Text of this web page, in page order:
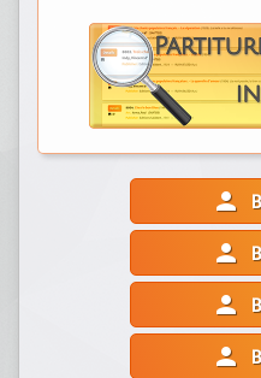
person
person
person
person